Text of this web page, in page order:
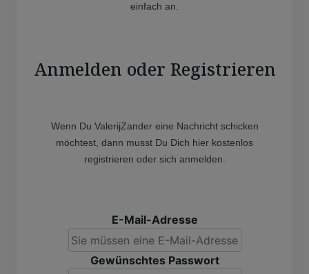
einfach an.
Anmelden oder Registrieren
Wenn Du ValerijZander eine Nachricht schicken
möchtest, dann musst Du Dich hier kostenlos
registrieren oder sich anmelden.
E-Mail-Adresse
Gewünschtes Passwort